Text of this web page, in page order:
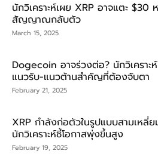
นักวิเคราะห์เผย XRP อาจแตะ $30
สัญญาณกลับตัว
March 15, 2025
Dogecoin อาจร่วงต่อ? นักวิเคราะ
แนวรับ-แนวต้านสำคัญที่ต้องจับตา
February 21, 2025
XRP กำลังก่อตัวในรูปแบบสามเหลี่ย
นักวิเคราะห์ชี้โอกาสพุ่งขึ้นสูง
February 19, 2025